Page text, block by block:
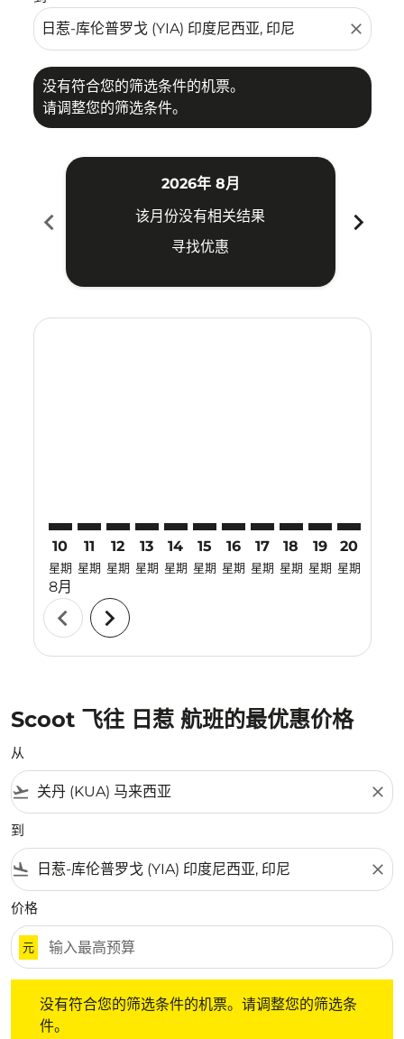
close
没有符合您的筛选条件的机票。
请调整您的筛选条件。
chevron_left
2026年 8月
该月份没有相关结果
寻找优惠
chevron_right
10
星期
8月
11
星期
12
星期
13
星期
14
星期
15
星期
16
星期
17
星期
18
星期
19
星期
20
星期
chevron_left chevron_right
Scoot 飞往 日惹 航班的最优惠价格
从
flight_takeoff close
到
flight_land close
价格
元
没有符合您的筛选条件的机票。请调整您的筛选条
件。